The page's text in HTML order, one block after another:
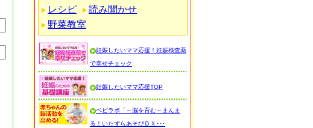
レシピ
読み聞かせ
野菜教室
妊娠したいママ応援！妊娠検査薬
で幸せチェック
妊娠したいママ応援TOP
ベビラボ「～脳を育む～まんま
る！いたずらあそびＤＸ･･･